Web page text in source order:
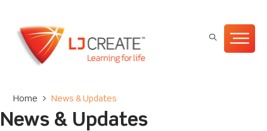
Home > News & Updates
News & Updates